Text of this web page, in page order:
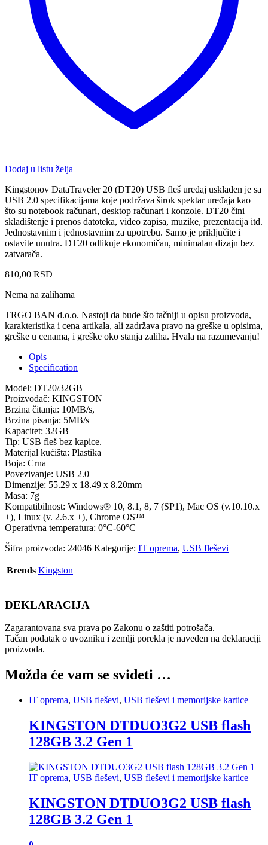
Dodaj u listu želja
Kingstonov DataTraveler 20 (DT20) USB fleš uređaj usklađen je sa
USB 2.0 specifikacijama koje podržava širok spektar uređaja kao
što su notebook računari, desktop računari i konzole. DT20 čini
skladištenje i prenos datoteka, video zapisa, muzike, prezentacija itd.
Jednostavnim i jednostavnim za upotrebu. Samo je priključite i
ostavite unutra. DT20 odlikuje ekonomičan, minimalan dizajn bez
zatvarača.
810,00 RSD
Nema na zalihama
TRGO BAN d.o.o. Nastoji da bude što tačniji u opisu proizvoda,
karakteristika i cena artikala, ali zadržava pravo na greške u opisima,
greške u cenama, i greške oko stanja zaliha. Hvala na razumevanju!
Opis
Specification
Model: DT20/32GB
Proizvođač: KINGSTON
Brzina čitanja: 10MB/s,
Brzina pisanja: 5MB/s
Kapacitet: 32GB
Tip: USB fleš bez kapice.
Materijal kućišta: Plastika
Boja: Crna
Povezivanje: USB 2.0
Dimenzije: 55.29 x 18.49 x 8.20mm
Masa: 7g
Kompatibilnost: Windows® 10, 8.1, 8, 7 (SP1), Mac OS (v.10.10.x
+), Linux (v. 2.6.x +), Chrome OS™
Operativna temperatura: 0°C-60°C
Šifra proizvoda: 24046 Kategorije: IT oprema, USB fleševi
Brends Kingston
DEKLARACIJA
Zagarantovana sva prava po Zakonu o zaštiti potrošača.
Tačan podatak o uvozniku i zemlji porekla je naveden na deklaraciji
proizvoda.
Možda će vam se svideti …
IT oprema, USB fleševi, USB fleševi i memorijske kartice
KINGSTON DTDUO3G2 USB flash
128GB 3.2 Gen 1
IT oprema, USB fleševi, USB fleševi i memorijske kartice
KINGSTON DTDUO3G2 USB flash
128GB 3.2 Gen 1